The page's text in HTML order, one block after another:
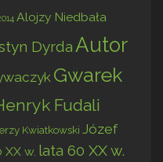
Alojzy Niedbała
DyrdaAutor
Gwarek
Fudali
Kwiatkowski Józef
XX w. lata 60 XX w.